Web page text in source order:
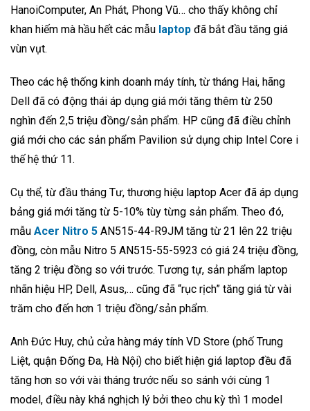
HanoiComputer, An Phát, Phong Vũ… cho thấy không chỉ
khan hiếm mà hầu hết các mẫu laptop đã bắt đầu tăng giá
vùn vụt.
Theo các hệ thống kinh doanh máy tính, từ tháng Hai, hãng
Dell đã có động thái áp dụng giá mới tăng thêm từ 250
nghìn đến 2,5 triệu đồng/sản phẩm. HP cũng đã điều chỉnh
giá mới cho các sản phẩm Pavilion sử dụng chip Intel Core i
thế hệ thứ 11.
Cụ thể, từ đầu tháng Tư, thương hiệu laptop Acer đã áp dụng
bảng giá mới tăng từ 5-10% tùy từng sản phẩm. Theo đó,
mẫu Acer Nitro 5 AN515-44-R9JM tăng từ 21 lên 22 triệu
đồng, còn mẫu Nitro 5 AN515-55-5923 có giá 24 triệu đồng,
tăng 2 triệu đồng so với trước. Tương tự, sản phẩm laptop
nhãn hiệu HP, Dell, Asus,… cũng đã “rục rịch” tăng giá từ vài
trăm cho đến hơn 1 triệu đồng/sản phẩm.
Anh Đức Huy, chủ cửa hàng máy tính VD Store (phố Trung
Liệt, quận Đống Đa, Hà Nội) cho biết hiện giá laptop đều đã
tăng hơn so với vài tháng trước nếu so sánh với cùng 1
model, điều này khá nghịch lý bởi theo chu kỳ thì 1 model